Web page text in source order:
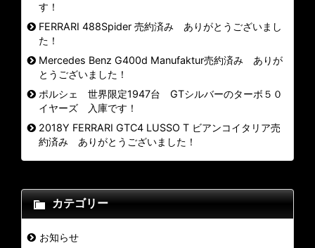
す！
FERRARI 488Spider 売約済み ありがとうございまし
た！
Mercedes Benz G400d Manufaktur売約済み ありが
とうございました！
ポルシェ 世界限定1947台 GTシルバーのターボ５０
イヤーズ 入庫です！
2018Y FERRARI GTC4 LUSSO T ビアンコイタリア売
約済み ありがとうございました！
カテゴリー
お知らせ